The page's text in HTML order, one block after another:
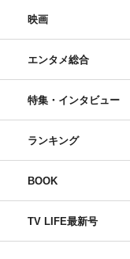
映画
エンタメ総合
特集・インタビュー
ランキング
BOOK
TV LIFE最新号